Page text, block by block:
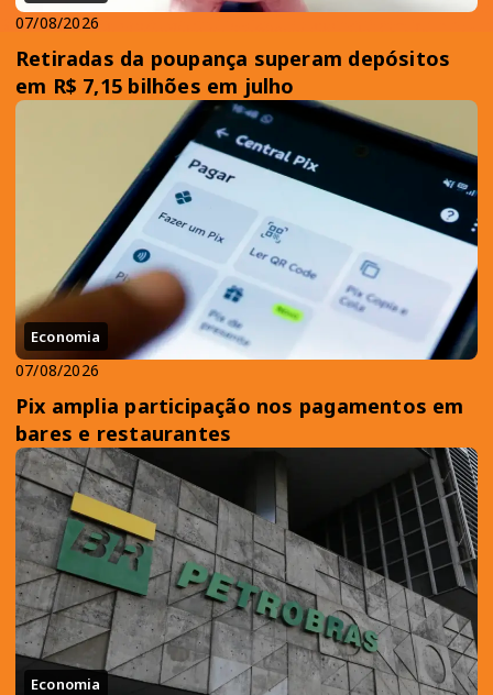
07/08/2026
Retiradas da poupança superam depósitos
em R$ 7,15 bilhões em julho
Economia
07/08/2026
Pix amplia participação nos pagamentos em
bares e restaurantes
Economia